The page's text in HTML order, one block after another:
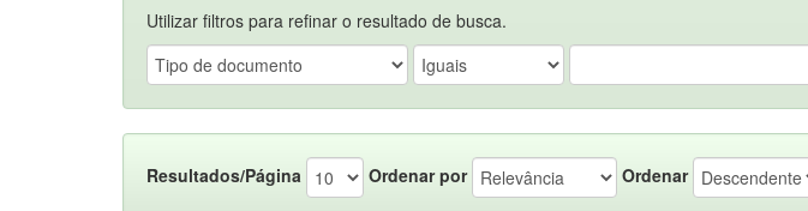
Utilizar filtros para refinar o resultado de busca.
Resultados/Página Ordenar por Ordenar